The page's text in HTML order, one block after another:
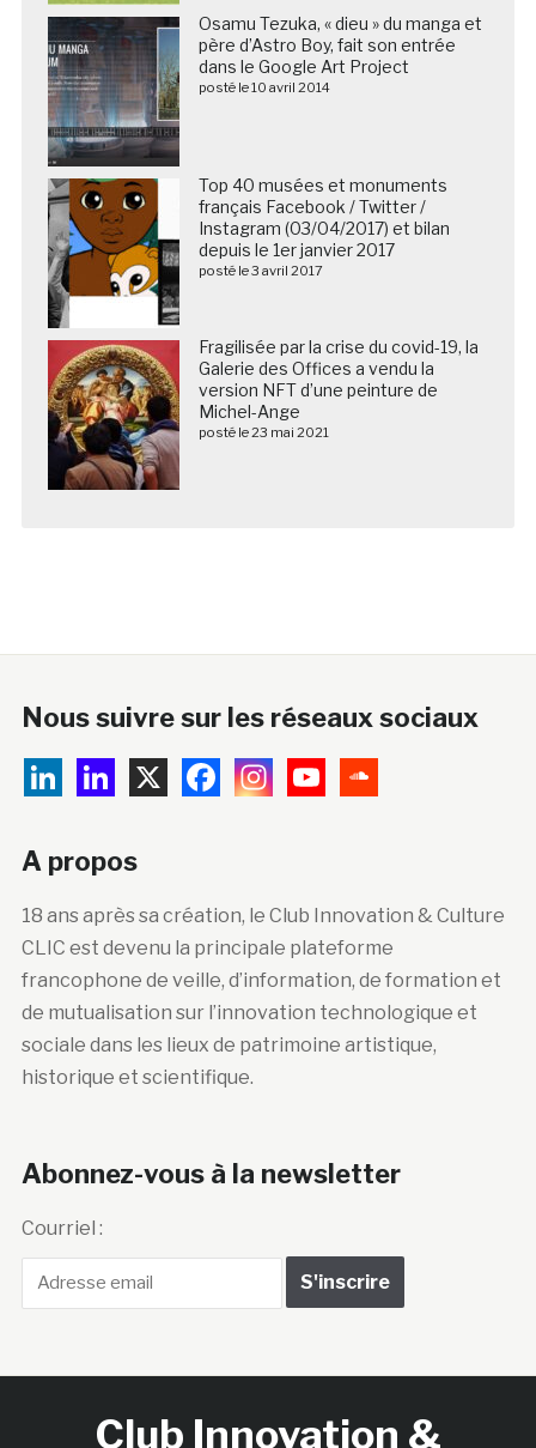
Osamu Tezuka, « dieu » du manga et
père d’Astro Boy, fait son entrée
dans le Google Art Project
posté le 10 avril 2014
Top 40 musées et monuments
français Facebook / Twitter /
Instagram (03/04/2017) et bilan
depuis le 1er janvier 2017
posté le 3 avril 2017
Fragilisée par la crise du covid-19, la
Galerie des Offices a vendu la
version NFT d’une peinture de
Michel-Ange
posté le 23 mai 2021
Nous suivre sur les réseaux sociaux
A propos
18 ans après sa création, le Club Innovation & Culture
CLIC est devenu la principale plateforme
francophone de veille, d’information, de formation et
de mutualisation sur l’innovation technologique et
sociale dans les lieux de patrimoine artistique,
historique et scientifique.
Abonnez-vous à la newsletter
Courriel :
Club Innovation &